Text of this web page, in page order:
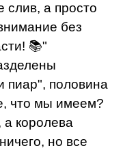
слив, а просто
без
📚"
пиар", половина
что мы имеем?
королева
но все